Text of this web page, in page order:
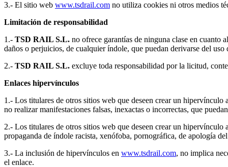
3.- El sitio web www.tsdrail.com no utiliza cookies ni otros medios
Limitación de responsabilidad
1.- TSD RAIL S.L. no ofrece garantías de ninguna clase en
daños o perjuicios, de cualquier índole, que puedan derivarse del uso
2.- TSD RAIL S.L. excluye toda responsabilidad por la licitud,
Enlaces hipervínculos
1.- Los titulares de otros sitios web que deseen crear un hipervínculo a
no realizar manifestaciones falsas, inexactas o incorrectas, que
2.- Los titulares de otros sitios web que deseen crear un hipervínculo a
propaganda de índole racista, xenófoba, pornográfica, de apología
3.- La inclusión de hipervínculos en www.tsdrail.com, no implica
el enlace.